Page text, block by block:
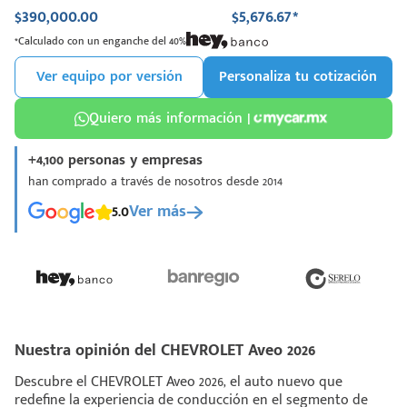
Nuestra opinión del CHEVROLET Aveo 2026
Descubre el CHEVROLET Aveo 2026, el auto nuevo que
redefine la experiencia de conducción en el segmento de
$390,000.00 $5,676.67*
*Calculado con un enganche del 40%
Ver equipo por versión
Personaliza tu cotización
Quiero más información |
+4,100 personas y empresas
han comprado a través de nosotros desde 2014
5.0Ver más